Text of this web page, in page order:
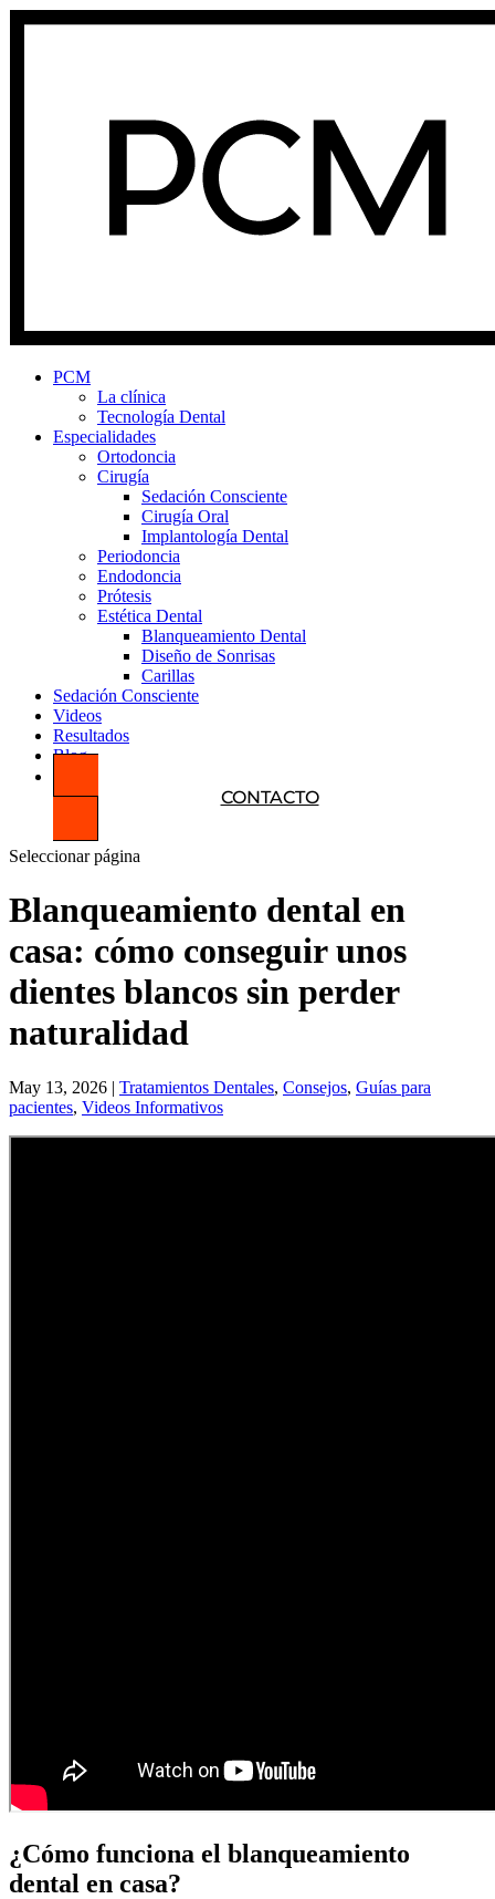
PCM
La clínica
Tecnología Dental
Especialidades
Ortodoncia
Cirugía
Sedación Consciente
Cirugía Oral
Implantología Dental
Periodoncia
Endodoncia
Prótesis
Estética Dental
Blanqueamiento Dental
Diseño de Sonrisas
Carillas
Sedación Consciente
Videos
Resultados
Blog
CONTACTO
Seleccionar página
Blanqueamiento dental en
casa: cómo conseguir unos
dientes blancos sin perder
naturalidad
May 13, 2026 | Tratamientos Dentales, Consejos, Guías para
pacientes, Videos Informativos
¿Cómo funciona el blanqueamiento
dental en casa?